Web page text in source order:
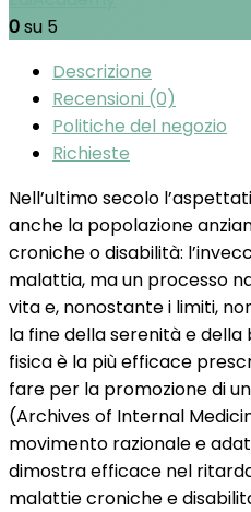
0su 5
Descrizione
Recensioni (0)
Politiche del negozio
Richieste
Nell’ultimo secolo
anche la popolazione
croniche o disabilità:
malattia, ma un processo
vita e, nonostante i limiti,
la fine della serenità e della
fisica è la più efficace
fare per la promozione di
(Archives of Internal
movimento razionale e
dimostra efficace nel
malattie croniche e